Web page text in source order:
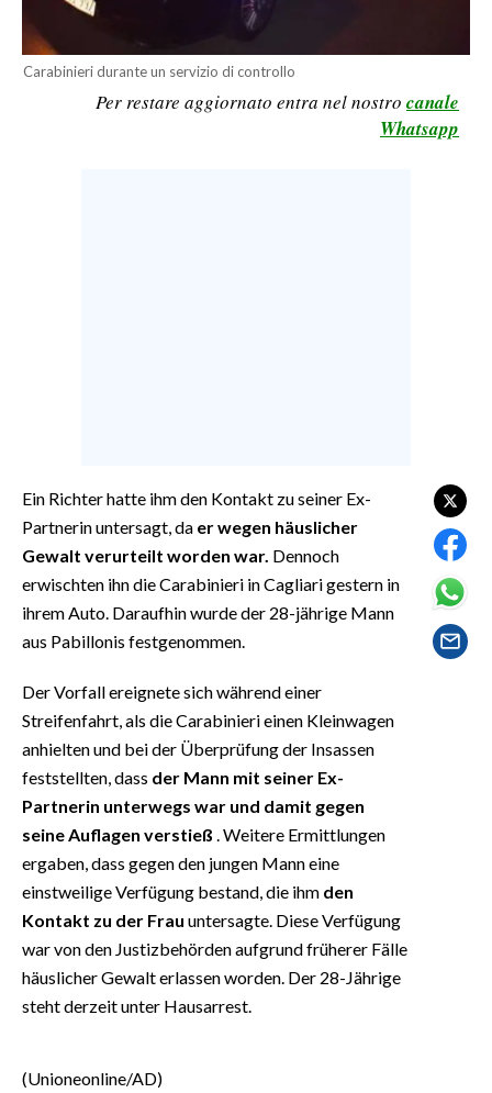
CALCIO REGIONALE
EVENTI
#CARAUNIONE
INSULARITÀ
VIDEO
ABBONATI
ANNUNCI
NECROLOGI
PUBBLICITÀ
Carabinieri durante un servizio di controllo
Per restare aggiornato entra nel nostro canale
Whatsapp
Ein Richter hatte ihm den Kontakt zu seiner Ex-
Partnerin untersagt, da er wegen häuslicher
Gewalt verurteilt worden war. Dennoch
erwischten ihn die Carabinieri in Cagliari gestern in
ihrem Auto. Daraufhin wurde der 28-jährige Mann
aus Pabillonis festgenommen.
Der Vorfall ereignete sich während einer
Streifenfahrt, als die Carabinieri einen Kleinwagen
anhielten und bei der Überprüfung der Insassen
feststellten, dass der Mann mit seiner Ex-
Partnerin unterwegs war und damit gegen
seine Auflagen verstieß . Weitere Ermittlungen
ergaben, dass gegen den jungen Mann eine
einstweilige Verfügung bestand, die ihm den
Kontakt zu der Frau untersagte. Diese Verfügung
war von den Justizbehörden aufgrund früherer Fälle
häuslicher Gewalt erlassen worden. Der 28-Jährige
steht derzeit unter Hausarrest.
(Unioneonline/AD)